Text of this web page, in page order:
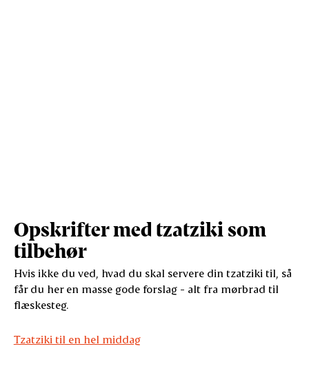
Opskrifter med tzatziki som
tilbehør
Hvis ikke du ved, hvad du skal servere din tzatziki til, så
får du her en masse gode forslag - alt fra mørbrad til
flæskesteg.
Tzatziki til en hel middag